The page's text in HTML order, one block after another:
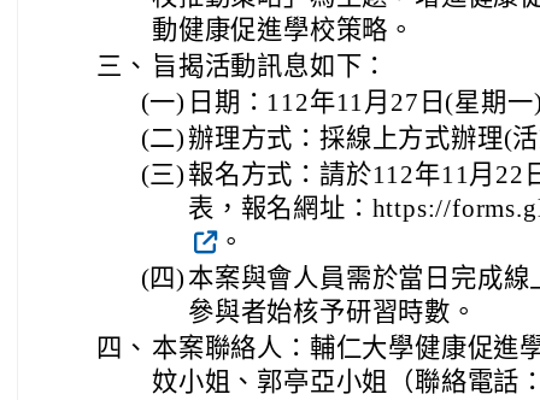
動健康促進學校策略。
三、 旨揭活動訊息如下：
(一) 日期：112年11月27日(星期
(二)辦理方式：採線上方式辦理(
(三) 報名方式：請於112年11月22
表，報名網址：https://
。
(四) 本案與會人員需於當日完成
參與者始核予研習時數。
四、 本案聯絡人：輔仁大學健康促進
妏小姐、郭亭亞小姐（聯絡電話